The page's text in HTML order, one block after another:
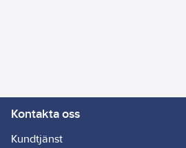
Kontakta oss
Kundtjänst